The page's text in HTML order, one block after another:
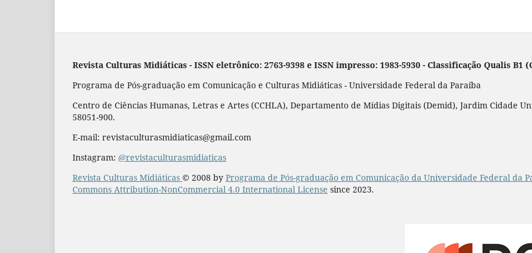
Revista Culturas Midiáticas - ISSN eletrônico: 2763-9398 e ISSN impresso: 1983-5930 - Classificação Qualis
Programa de Pós-graduação em Comunicação e Culturas Midiáticas - Universidade Federal da Paraíba
Centro de Ciências Humanas, Letras e Artes (CCHLA), Departamento de Mídias Digitais (Demid), Jardim Cidade
58051-900.
E-mail: revistaculturasmidiaticas@gmail.com
Instagram: @revistaculturasmidiaticas
Revista Culturas Midiáticas © 2008 by Programa de Pós-graduação em Comunicação da Universidade Federal da
Commons Attribution-NonCommercial 4.0 International License since 2023.